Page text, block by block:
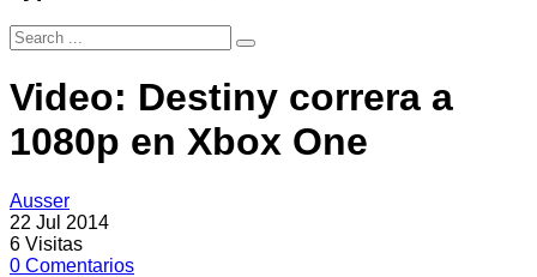
Video: Destiny correra a
1080p en Xbox One
Ausser
22 Jul 2014
6 Visitas
0 Comentarios